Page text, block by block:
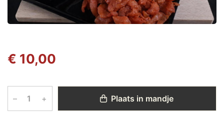
€ 10,00
– + Plaats in mandje